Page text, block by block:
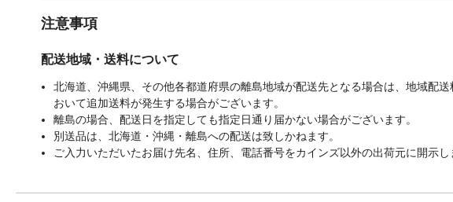
注意事項
配送地域・送料について
北海道、沖縄県、その他各都道府県の離島地域が配送先となる場合は、地域配
おいて追加送料が発生する場合がございます。
離島の場合、配送日を指定しても指定日通り届かない場合がございます。
別送品は、北海道・沖縄・離島への配送は致しかねます。
ご入力いただいたお届け先名、住所、電話番号をカインズ以外の出荷元に開示